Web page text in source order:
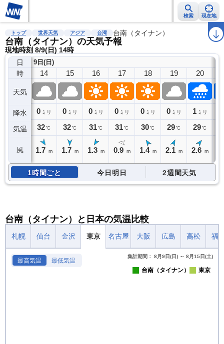
検索 現在地
雨雲レーダー 台風情報 地震情報 警報・注意報 ラ
トップ 世界天気 アジア 台湾 台南（タイナン）
台南（タイナン）の天気予報
現地時刻 8/9(日) 14時
日
時
天気
降水
気温
風
9日(日)
14
0 ミリ
32℃
1.7 m
15
0 ミリ
32℃
1.7 m
16
0 ミリ
31℃
1.3 m
17
0 ミリ
31℃
0.9 m
18
0 ミリ
30℃
1.4 m
19
0 ミリ
29℃
2.1 m
20
1 ミリ
29℃
2.6 m
1時間ごと 今日明日 2週間天気
台南（タイナン）と日本の気温比較
札幌 仙台 金沢 東京 名古屋 大阪 広島 高松 福
最高気温 最低気温
集計期間： 8月9日(日) ～ 8月15日(土)
台南（タイナン） 東京